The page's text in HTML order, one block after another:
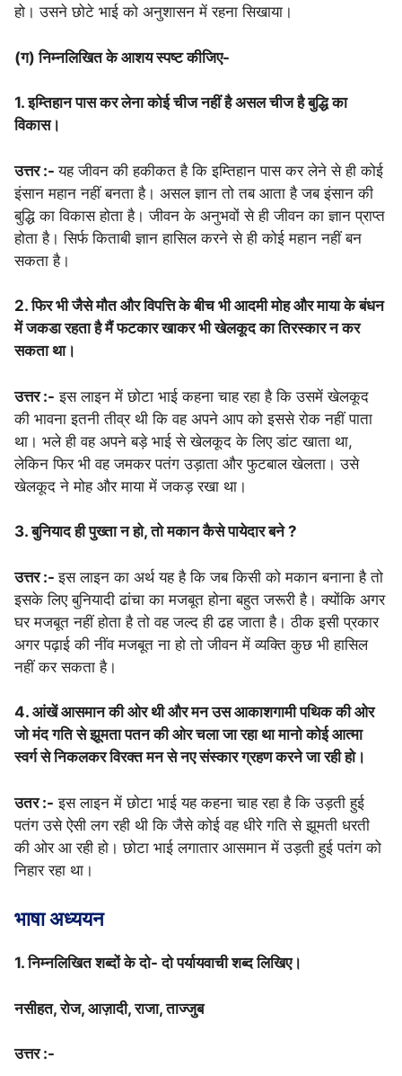
हो। उसने छोटे भाई को अनुशासन में रहना सिखाया।
(ग) निम्नलिखित के आशय स्पष्ट कीजिए-
1. इम्तिहान पास कर लेना कोई चीज नहीं है असल चीज है बुद्धि का
विकास।
उत्तर :-यह जीवन की हकीकत है कि इम्तिहान पास कर लेने से ही कोई
इंसान महान नहीं बनता है। असल ज्ञान तो तब आता है जब इंसान की
बुद्धि का विकास होता है। जीवन के अनुभवों से ही जीवन का ज्ञान प्राप्त
होता है। सिर्फ किताबी ज्ञान हासिल करने से ही कोई महान नहीं बन
सकता है।
2. फिर भी जैसे मौत और विपत्ति के बीच भी आदमी मोह और माया के बंधन
में जकडा रहता है मैं फटकार खाकर भी खेलकूद का तिरस्कार न कर
सकता था।
उत्तर :- इस लाइन में छोटा भाई कहना चाह रहा है कि उसमें खेलकूद
की भावना इतनी तीव्र थी कि वह अपने आप को इससे रोक नहीं पाता
था। भले ही वह अपने बड़े भाई से खेलकूद के लिए डांट खाता था,
लेकिन फिर भी वह जमकर पतंग उड़ाता और फुटबाल खेलता। उसे
खेलकूद ने मोह और माया में जकड़ रखा था।
3. बुनियाद ही पुख्ता न हो, तो मकान कैसे पायेदार बने ?
उत्तर :-इस लाइन का अर्थ यह है कि जब किसी को मकान बनाना है तो
इसके लिए बुनियादी ढांचा का मजबूत होना बहुत जरूरी है। क्योंकि अगर
घर मजबूत नहीं होता है तो वह जल्द ही ढह जाता है। ठीक इसी प्रकार
अगर पढ़ाई की नींव मजबूत ना हो तो जीवन में व्यक्ति कुछ भी हासिल
नहीं कर सकता है।
4. आंखें आसमान की ओर थी और मन उस आकाशगामी पथिक की ओर
जो मंद गति से झूमता पतन की ओर चला जा रहा था मानो कोई आत्मा
स्वर्ग से निकलकर विरक्त मन से नए संस्कार ग्रहण करने जा रही हो।
उतर :- इस लाइन में छोटा भाई यह कहना चाह रहा है कि उड़ती हुई
पतंग उसे ऐसी लग रही थी कि जैसे कोई वह धीरे गति से झूमती धरती
की ओर आ रही हो। छोटा भाई लगातार आसमान में उड़ती हुई पतंग को
निहार रहा था।
भाषा अध्ययन
1. निम्नलिखित शब्दों के दो- दो पर्यायवाची शब्द लिखिए।
नसीहत, रोज, आज़ादी, राजा, ताज्जुब
उत्तर :-